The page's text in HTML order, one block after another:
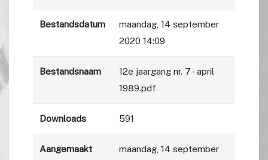
Bestandsdatum
maandag, 14 september
2020 14:09
Bestandsnaam
12e jaargang nr. 7 - april
1989.pdf
Downloads 591
Aangemaakt
maandag, 14 september